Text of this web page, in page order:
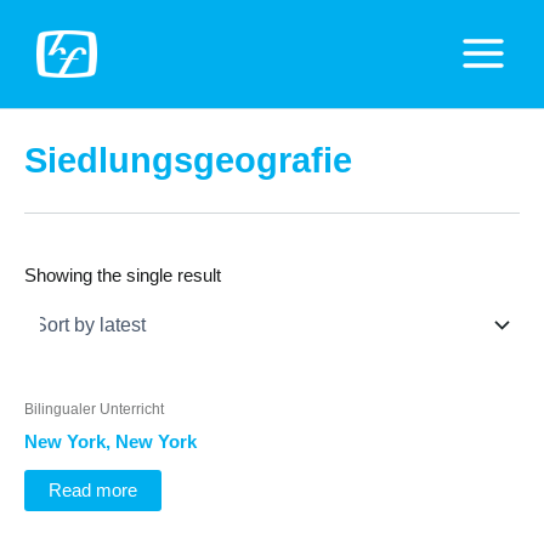
Inhalt
springen
Main
Siedlungsgeografie
Showing the single result
Bilingualer Unterricht
New York, New York
Read more